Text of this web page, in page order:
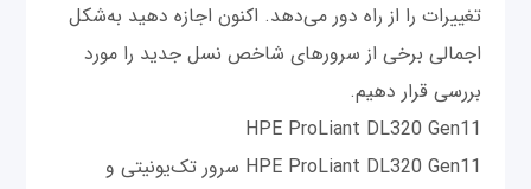
تغییرات را از راه دور می‌دهد. اکنون اجازه دهید به‌شکل
اجمالی برخی از سرورهای شاخص نسل جدید را مورد
بررسی قرار دهیم.
HPE ProLiant DL320 Gen11
HPE ProLiant DL320 Gen11 سرور تک‌یونیتی و